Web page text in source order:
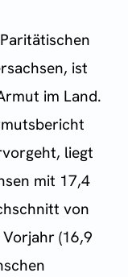
ist
im Land.
liegt
mit 17,4
von
(16,9